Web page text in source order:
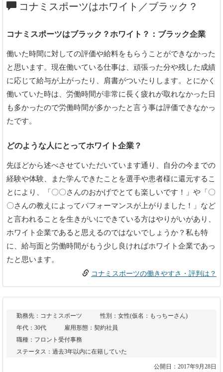
コナミスポーツはホワイト／ブラック？
コナミスポーツはブラック？ホワイト？：ブラック企業
働いた時間に対しての評価や給料をもらうことができなかった
と思います。現在働いている仕事は、頑張った分や残した成績
に応じて給与が上がったり、肩書がついたりします。とにかく
働いていた時は、労働時間が非常に長く疲れが取れなかった日
も多かったので労働時間が多かったと言う事は評価できなかっ
たです。
どのような人にとってホワイト企業？
先ほどから述べさせていただいています通り、自分の今までの
経験や体験、また学んできたことを選手や患者様に還元するこ
とにより、「〇〇さんのおかげでとても楽しいです！」や「〇
〇さんの教えによってパフォーマンスが上がりました！」など
と言われることを生きがいにできている方はやりがいがあり、
ホワイト企業であると思えるのではないでしょうか？私も特
に、給与面と労働時間がもう少し良ければホワイト企業であっ
たと思います。
コナミスポーツの働きやすさ・評判は？
勤務先：コナミスポーツ
性別：女性(仮名：もっちーさん)
年代：30代
雇用形態：契約社員
職種：フロント受付事務
ステータス：過去3年以内に在籍していた
公開日：2017年9月28日